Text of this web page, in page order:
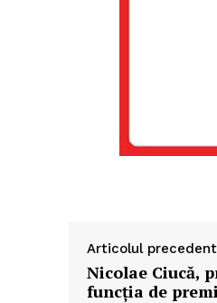
Articolul precedent
Nicolae Ciucă,
funcția de